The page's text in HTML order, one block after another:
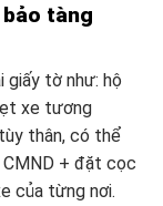
tàng
giấy tờ như: hộ
xe tương
thân, có thể
+ đặt cọc
của từng nơi.